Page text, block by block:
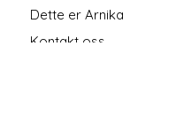
Dette er Arnika
Kontakt oss